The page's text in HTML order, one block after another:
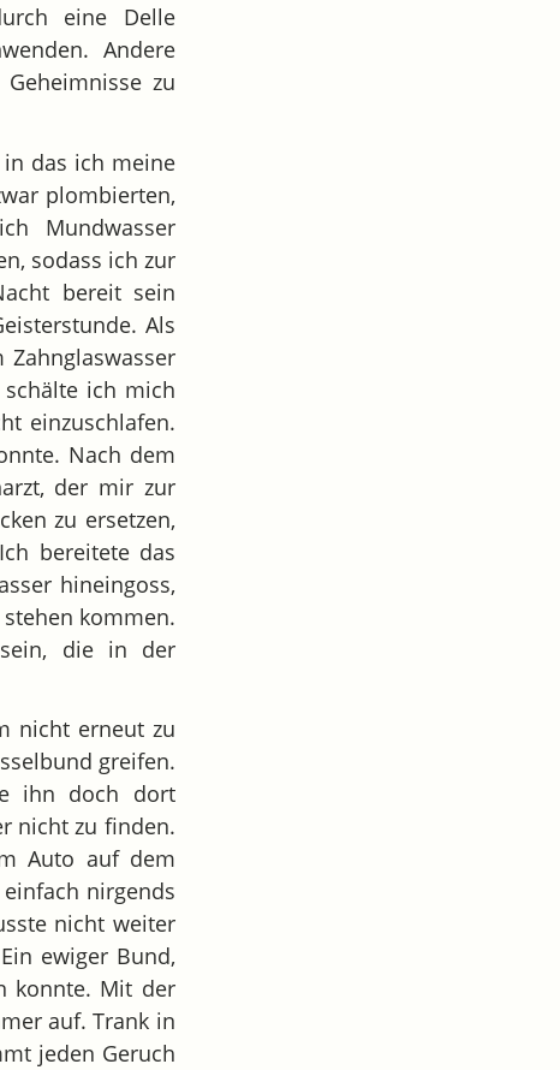
eine Delle
Andere
zu
das ich meine
plombierten,
Mundwasser
sodass ich zur
bereit sein
Als
ich mich
einzuschlafen.
Nach dem
der mir zur
zu ersetzen,
bereitete das
hineingoss,
kommen.
die in der
nicht erneut zu
greifen.
ihn doch dort
nicht zu finden.
Auto auf dem
nirgends
nicht weiter
ewiger Bund,
konnte. Mit der
auf. Trank in
jeden Geruch